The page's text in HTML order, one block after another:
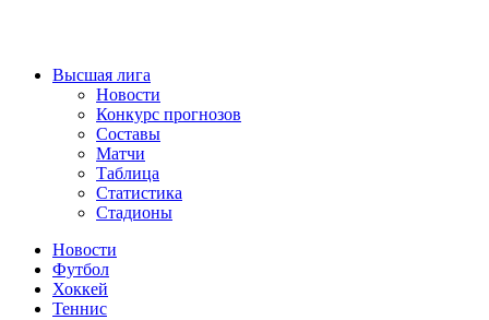
Высшая лига
Новости
Конкурс прогнозов
Составы
Матчи
Таблица
Статистика
Стадионы
Новости
Футбол
Хоккей
Теннис